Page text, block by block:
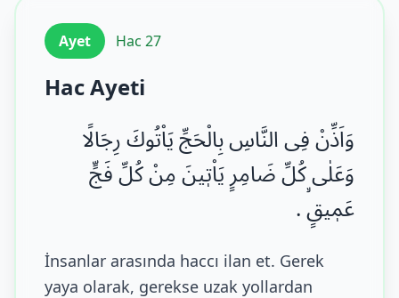
Ayet Hac 27
Hac Ayeti
وَاَذِّنْ فِی النَّاسِ بِالْحَجِّ یَاْتُوكَ رِجَالًا
وَعَلٰى كُلِّ ضَامِرٍ یَاْتٖینَ مِنْ كُلِّ فَجٍّ
عَمٖیقٍۙ .
İnsanlar arasında haccı ilan et. Gerek
yaya olarak, gerekse uzak yollardan